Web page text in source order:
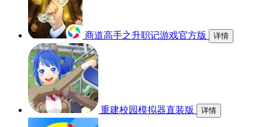
商道高手之升职记游戏官方版 详情
重建校园模拟器直装版 详情